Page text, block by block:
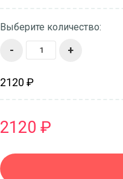
Выберите количество:
- +
2120 ₽
2120 ₽